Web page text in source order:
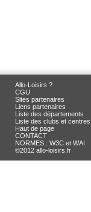
Allo-Loisirs ?
CGU
Sites partenaires
Liens partenaires
Liste des départements
Liste des clubs et centres
Haut de page
CONTACT
NORMES : W3C et WAI
©2012 allo-loisirs.fr